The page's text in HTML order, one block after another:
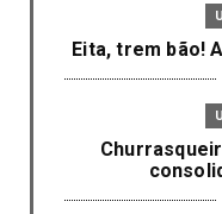
Eita, trem bão!